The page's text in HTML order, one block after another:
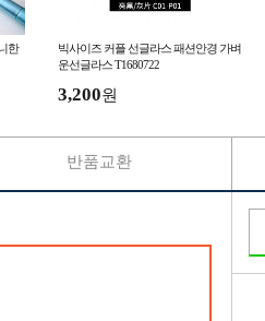
한
빅사이즈 커플 선글라스 패션안경 가벼
운선글라스 T1680722
3,200원
반품교환